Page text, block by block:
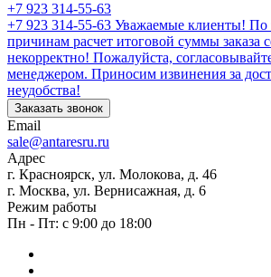
+7 923 314-55-63
+7 923 314-55-63 Уважаемые клиенты! По
причинам расчет итоговой суммы заказа
некорректно! Пожалуйста,
менеджером. Приносим извинения за
неудобства!
Заказать звонок
Email
sale@antaresru.ru
Адрес
г. Красноярск, ул. Молокова, д. 46
г. Москва, ул. Вернисажная, д. 6
Режим работы
Пн - Пт: с 9:00 до 18:00